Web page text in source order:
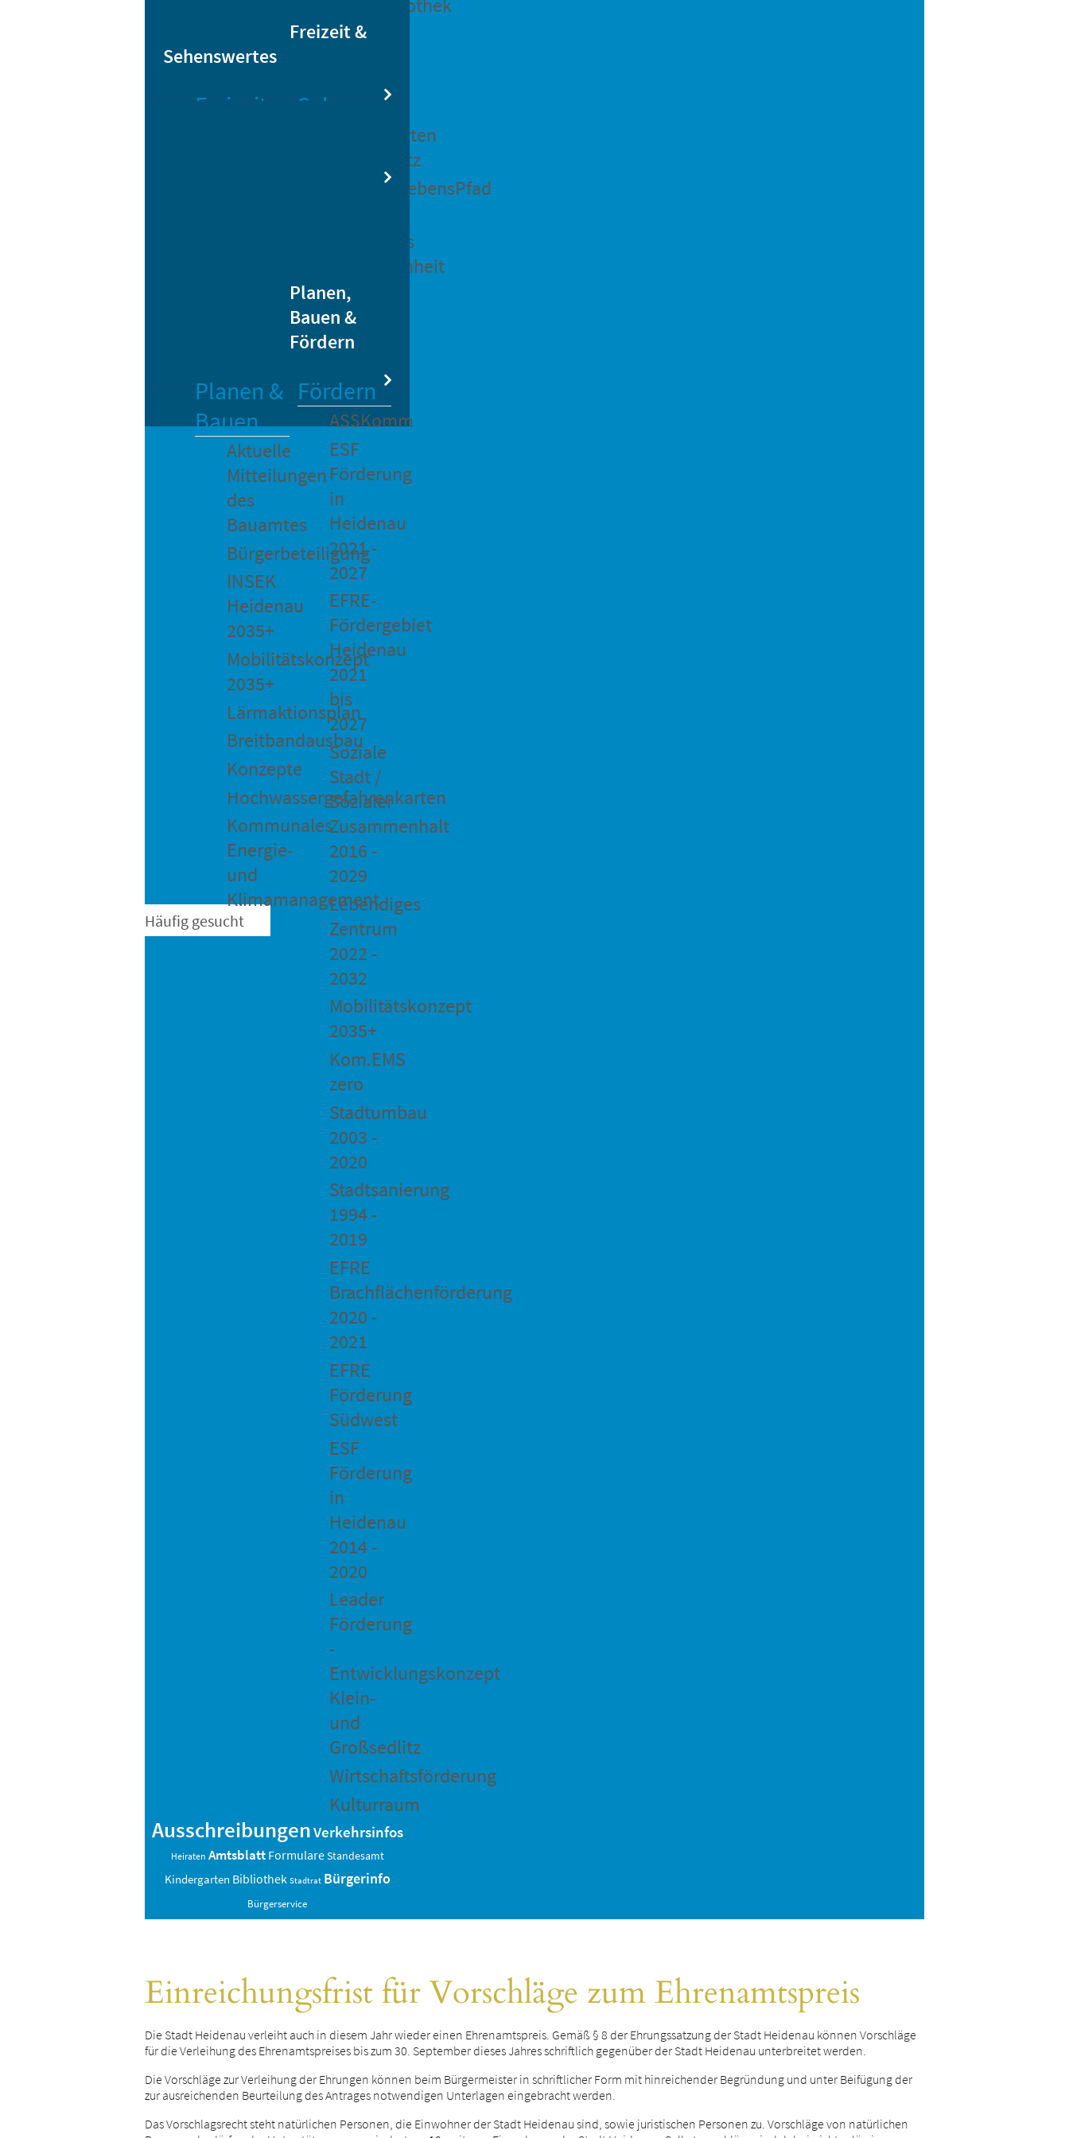
Bikesharing
Stadtbibliothek
Freizeit &
Sehenswertes
Freizeit
Heidenauer
Musiknacht
Sehenswertes
Barockgarten
Großsedlitz
MärchenLebensPfad
Heidenaus
Vergangenheit
Planen,
Bauen &
Fördern
Planen &
Bauen
Aktuelle
Mitteilungen
des
Bauamtes
Bürgerbeteiligung
INSEK
Heidenau
2035+
Mobilitätskonzept
2035+
Lärmaktionsplan
Breitbandausbau
Konzepte
Hochwassergefahrenkarten
Kommunales
Energie-
und
Klimamanagement
Fördern
ASSKomm
ESF
Förderung
in
Heidenau
2021 -
2027
EFRE-
Fördergebiet
Heidenau
2021
bis
2027
Soziale
Stadt /
Sozialer
Zusammenhalt
2016 -
2029
Lebendiges
Zentrum
2022 -
2032
Mobilitätskonzept
2035+
Kom.EMS
zero
Stadtumbau
2003 -
2020
Stadtsanierung
1994 -
2019
EFRE
Brachflächenförderung
2020 -
2021
EFRE
Förderung
Südwest
ESF
Förderung
in
Heidenau
2014 -
2020
Leader
Förderung
-
Entwicklungskonzept
Klein-
und
Großsedlitz
Wirtschaftsförderung
Kulturraum
Häufig gesucht
AusschreibungenVerkehrsinfos
Heiraten Amtsblatt FormulareStandesamt
Kindergarten Bibliothek Stadtrat Bürgerinfo
Bürgerservice
Einreichungsfrist für Vorschläge zum Ehrenamtspreis
Die Stadt Heidenau verleiht auch in diesem Jahr wieder einen Ehrenamtspreis. Gemäß § 8 der Ehrungssatzung der Stadt Heidenau können Vorschläge
für die Verleihung des Ehrenamtspreises bis zum 30. September dieses Jahres schriftlich gegenüber der Stadt Heidenau unterbreitet werden.
Die Vorschläge zur Verleihung der Ehrungen können beim Bürgermeister in schriftlicher Form mit hinreichender Begründung und unter Beifügung der
zur ausreichenden Beurteilung des Antrages notwendigen Unterlagen eingebracht werden.
Das Vorschlagsrecht steht natürlichen Personen, die Einwohner der Stadt Heidenau sind, sowie juristischen Personen zu. Vorschläge von natürlichen